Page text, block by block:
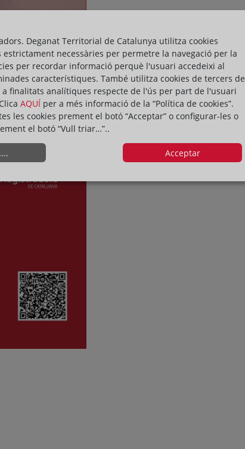
Deganat Territorial de Catalunya utilitza cookies
necessàries per permetre la navegació per la
per recordar informació perquè l'usuari accedeixi al
característiques. També utilitza cookies de tercers de
finalitats analítiques respecte de l'ús per part de l'usuari
AQUÍ per a més informació de la “Política de cookies”.
les cookies prement el botó “Acceptar” o configurar-les o
el botó “Vull triar…”..
Acceptar